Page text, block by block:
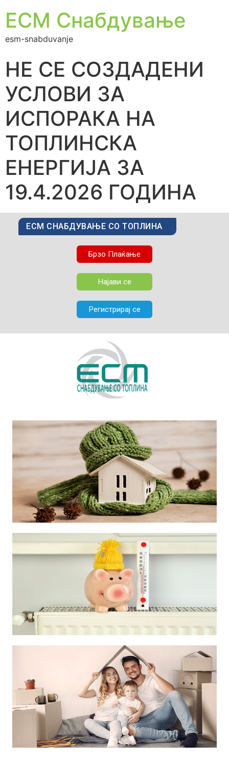
ЕСМ Снабдување
esm-snabduvanje
НЕ СЕ СОЗДАДЕНИ
УСЛОВИ ЗА
ИСПОРАКА НА
ТОПЛИНСКА
ЕНЕРГИЈА ЗА
19.4.2026 ГОДИНА
ЕСМ СНАБДУВАЊЕ СО ТОПЛИНА
Брзо Плаќање
Најави се
Регистрирај се